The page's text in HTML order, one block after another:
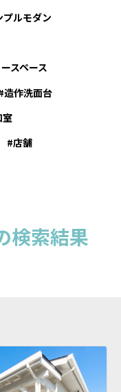
プルモダン
スペース
造作洗面台
室
店舗
検索結果